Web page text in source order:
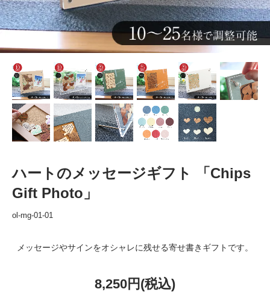
ハートのメッセージギフト 「Chips
Gift Photo」
ol-mg-01-01
メッセージやサインをオシャレに残せる寄せ書きギフトです。
8,250円(税込)